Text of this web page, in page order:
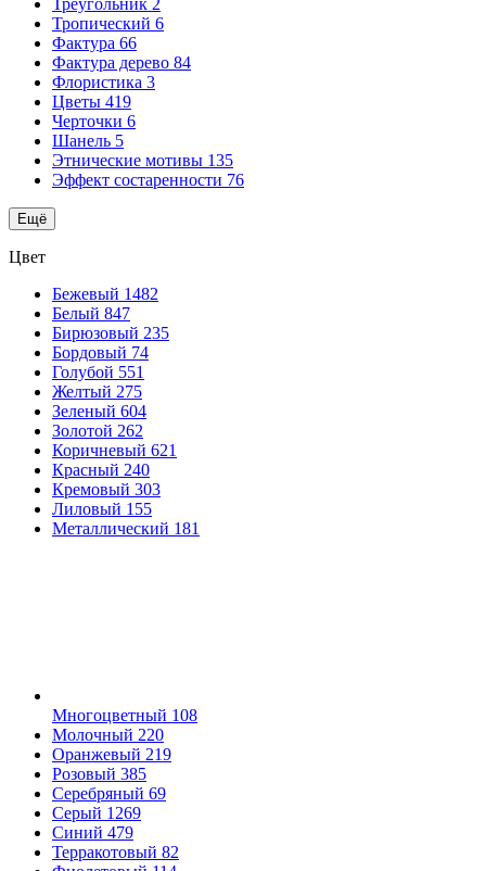
Треугольник 2
Тропический 6
Фактура 66
Фактура дерево 84
Флористика 3
Цветы 419
Черточки 6
Шанель 5
Этнические мотивы 135
Эффект состаренности 76
Ещё
Цвет
Бежевый 1482
Белый 847
Бирюзовый 235
Бордовый 74
Голубой 551
Желтый 275
Зеленый 604
Золотой 262
Коричневый 621
Красный 240
Кремовый 303
Лиловый 155
Металлический 181
Многоцветный 108
Молочный 220
Оранжевый 219
Розовый 385
Серебряный 69
Серый 1269
Синий 479
Терракотовый 82